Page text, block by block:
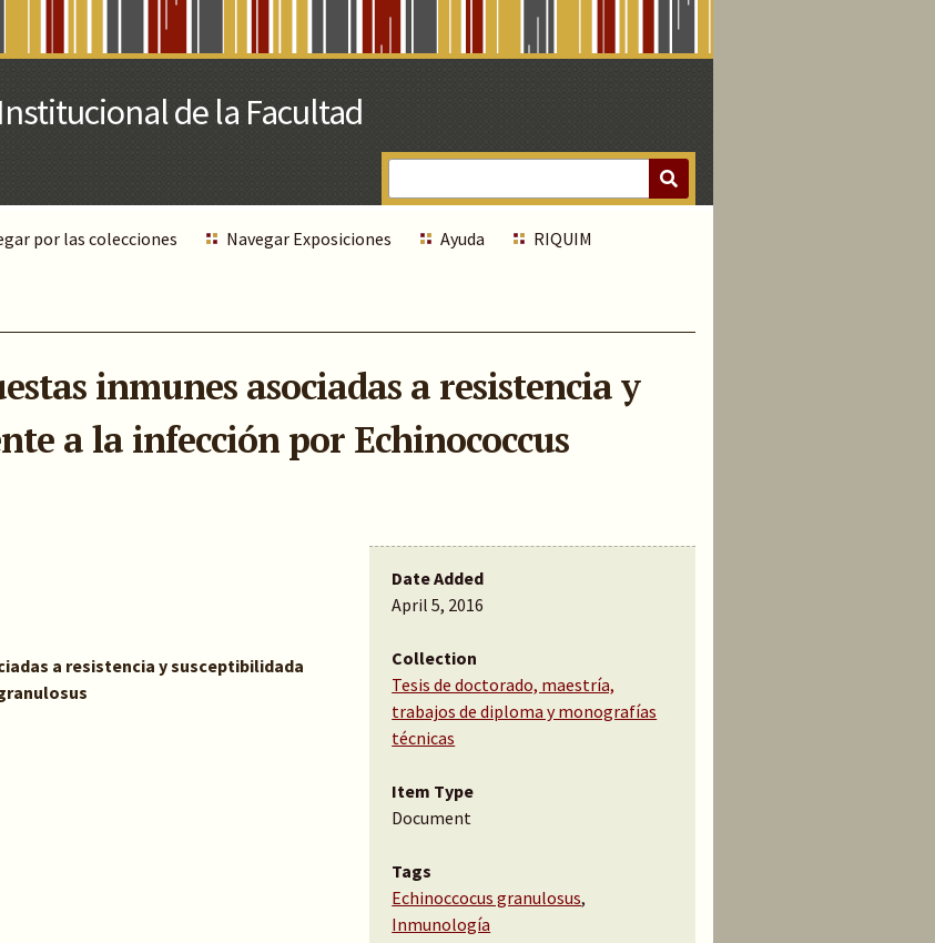
por las colecciones Navegar Exposiciones Ayuda RIQUIM
inmunes asociadas a resistencia y
a la infección por Echinococcus
a resistencia y susceptibilidada
Date Added
April 5, 2016
Collection
Tesis de doctorado, maestría,
trabajos de diploma y monografías
técnicas
Item Type
Document
Tags
Echinoccocus granulosus,
Inmunología